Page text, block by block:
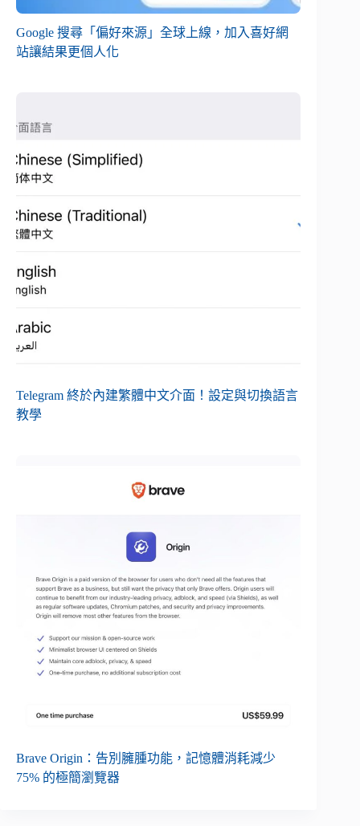
Google 搜尋「偏好來源」全球上線，加入喜好網
站讓結果更個人化
Telegram 終於內建繁體中文介面！設定與切換語言
教學
Brave Origin：告別臃腫功能，記憶體消耗減少
75% 的極簡瀏覽器